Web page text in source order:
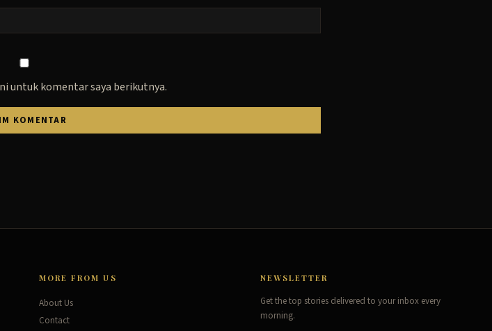
untuk komentar saya berikutnya.
MORE FROM US
About Us
Contact
NEWSLETTER
Get the top stories delivered to your inbox every
morning.